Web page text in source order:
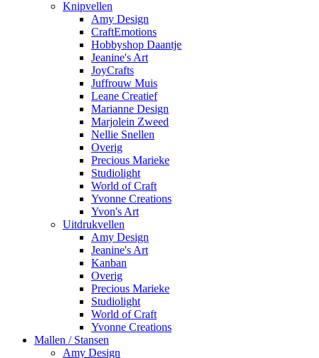
Knipvellen
Amy Design
CraftEmotions
Hobbyshop Daantje
Jeanine's Art
JoyCrafts
Juffrouw Muis
Leane Creatief
Marianne Design
Marjolein Zweed
Nellie Snellen
Overig
Precious Marieke
Studiolight
World of Craft
Yvonne Creations
Yvon's Art
Uitdrukvellen
Amy Design
Jeanine's Art
Kanban
Overig
Precious Marieke
Studiolight
World of Craft
Yvonne Creations
Mallen / Stansen
Amy Design